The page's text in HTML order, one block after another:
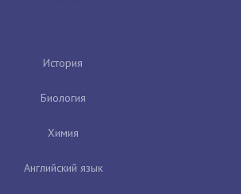
История
Биология
Химия
Английский язык